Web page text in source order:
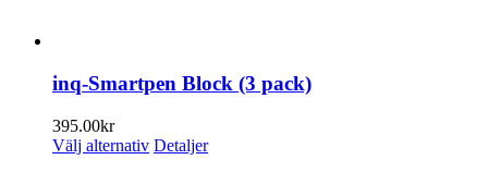
inq-Smartpen Block (3 pack)
395.00kr
Välj alternativ Den
Detaljer